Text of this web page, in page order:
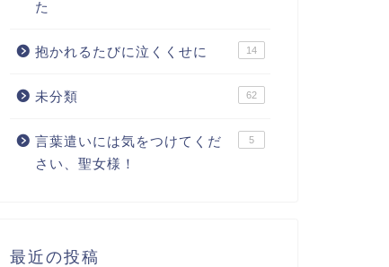
た
抱かれるたびに泣くくせに 14
未分類 62
言葉遣いには気をつけてくだ
さい、聖女様！
5
最近の投稿